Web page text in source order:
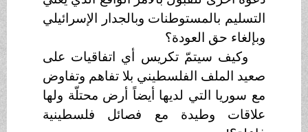
التسليم بالمستوطنات وبالجدار الإسرائيلي
وبإلغاء حق العودة؟
وكيف سيتمّ تكريس أي اتفاقيات على
صعيد الملف الفلسطيني بلا تفاهم وتفاوض
مع سوريا التي لديها أيضاً أرض محتلّة ولها
علاقات وطيدة مع فصائل فلسطينية